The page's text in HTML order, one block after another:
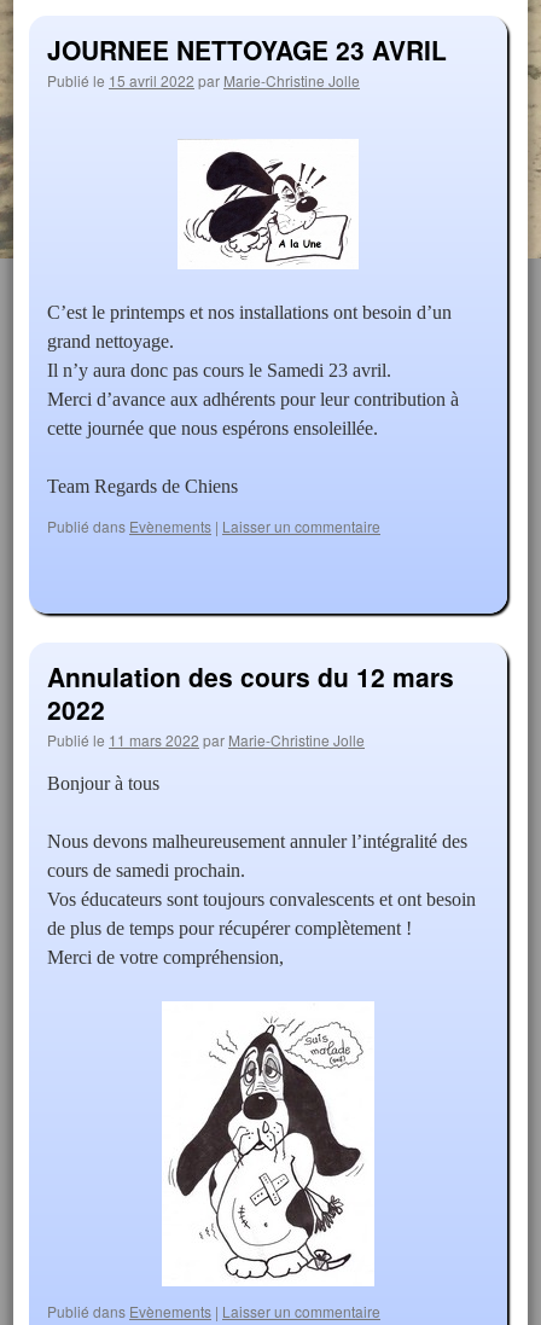
JOURNEE NETTOYAGE 23 AVRIL
Publié le 15 avril 2022 par Marie-Christine Jolle
C’est le printemps et nos installations ont besoin d’un
grand nettoyage.
Il n’y aura donc pas cours le Samedi 23 avril.
Merci d’avance aux adhérents pour leur contribution à
cette journée que nous espérons ensoleillée.
Team Regards de Chiens
Publié dans Evènements | Laisser un commentaire
Annulation des cours du 12 mars
2022
Publié le 11 mars 2022 par Marie-Christine Jolle
Bonjour à tous
Nous devons malheureusement annuler l’intégralité des
cours de samedi prochain.
Vos éducateurs sont toujours convalescents et ont besoin
de plus de temps pour récupérer complètement !
Merci de votre compréhension,
Publié dans Evènements | Laisser un commentaire